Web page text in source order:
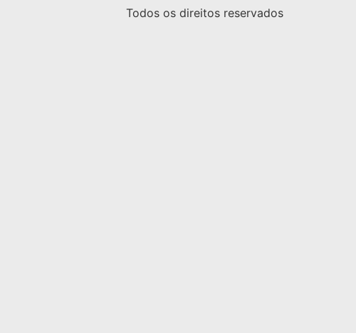
Todos os direitos reservados